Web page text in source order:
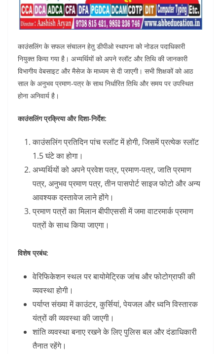
काउंसलिंग के सफल संचालन हेतु डीपीओ स्थापना को नोडल पदाधिकारी
नियुक्त किया गया है। अभ्यर्थियों को अपने स्लॉट और तिथि की जानकारी
विभागीय वेबसाइट और मैसेज के माध्यम से दी जाएगी। सभी शिक्षकों को आठ
साल के अनुभव प्रमाण-पत्र के साथ निर्धारित तिथि और समय पर उपस्थित
होना अनिवार्य है।
काउंसलिंग प्रक्रिया और दिशा-निर्देश:
काउंसलिंग प्रतिदिन पांच स्लॉट में होगी, जिसमें प्रत्येक स्लॉट
1.5 घंटे का होगा।
अभ्यर्थियों को अपने प्रवेश पत्र, प्रमाण-पत्र, जाति प्रमाण
पत्र, अनुभव प्रमाण पत्र, तीन पासपोर्ट साइज फोटो और अन्य
आवश्यक दस्तावेज लाने होंगे।
प्रमाण पत्रों का मिलान बीपीएससी में जमा वाटरमार्क प्रमाण
पत्रों के साथ किया जाएगा।
विशेष प्रबंध:
वेरिफिकेशन स्थल पर बायोमेट्रिक जांच और फोटोग्राफी की
व्यवस्था होगी।
पर्याप्त संख्या में काउंटर, कुर्सियां, पेयजल और ध्वनि विस्तारक
यंत्रों की व्यवस्था की जाएगी।
शांति व्यवस्था बनाए रखने के लिए पुलिस बल और दंडाधिकारी
तैनात रहेंगे।